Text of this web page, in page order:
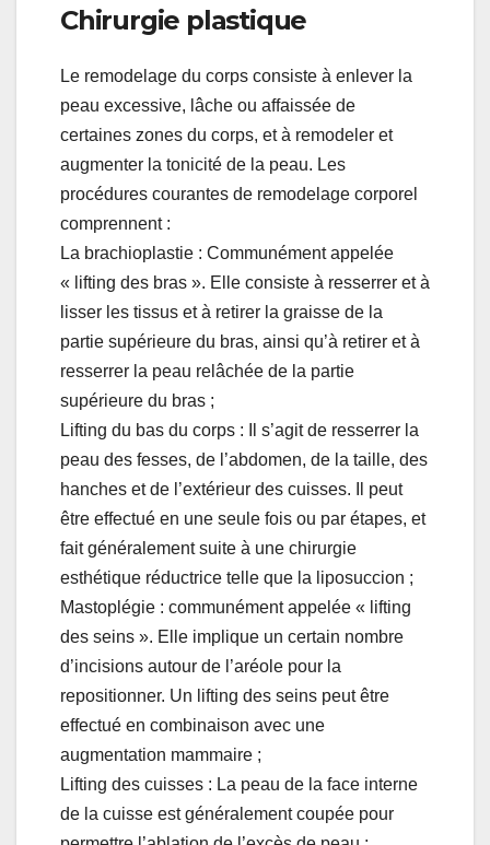
Chirurgie plastique
Le remodelage du corps consiste à enlever la
peau excessive, lâche ou affaissée de
certaines zones du corps, et à remodeler et
augmenter la tonicité de la peau. Les
procédures courantes de remodelage corporel
comprennent :
La brachioplastie : Communément appelée
« lifting des bras ». Elle consiste à resserrer et à
lisser les tissus et à retirer la graisse de la
partie supérieure du bras, ainsi qu’à retirer et à
resserrer la peau relâchée de la partie
supérieure du bras ;
Lifting du bas du corps : Il s’agit de resserrer la
peau des fesses, de l’abdomen, de la taille, des
hanches et de l’extérieur des cuisses. Il peut
être effectué en une seule fois ou par étapes, et
fait généralement suite à une chirurgie
esthétique réductrice telle que la liposuccion ;
Mastoplégie : communément appelée « lifting
des seins ». Elle implique un certain nombre
d’incisions autour de l’aréole pour la
repositionner. Un lifting des seins peut être
effectué en combinaison avec une
augmentation mammaire ;
Lifting des cuisses : La peau de la face interne
de la cuisse est généralement coupée pour